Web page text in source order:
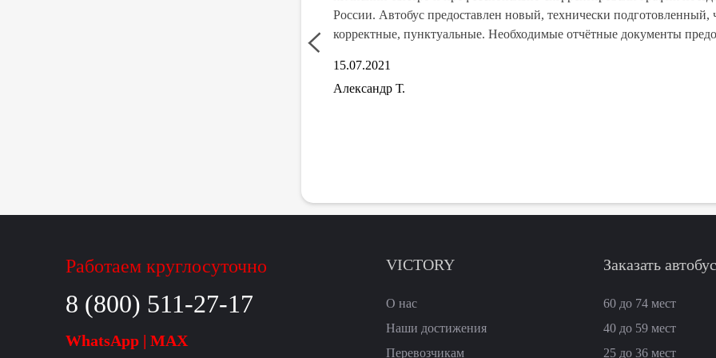
России. Автобус предоставлен новый, технически
корректные, пунктуальные. Необходимые отчётные документы
15.07.2021
Александр Т.
Работаем круглосуточно
8 (800) 511-27-17
WhatsApp | MAX
VICTORY
О нас
Наши достижения
Перевозчикам
Заказать автобус
60 до 74 мест
40 до 59 мест
25 до 36 мест